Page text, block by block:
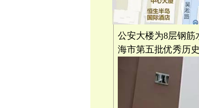
公安大楼为8层钢
海市第五批优秀历史